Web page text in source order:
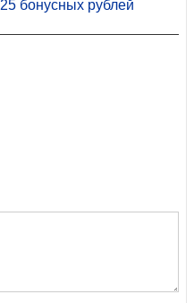
25 бонусных рублей